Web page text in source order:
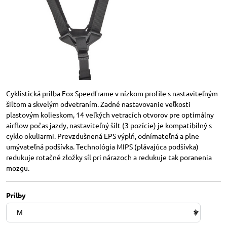
Cyklistická prilba Fox Speedframe v nízkom profile s nastaviteľným
šiltom a skvelým odvetraním. Zadné nastavovanie veľkosti
plastovým kolieskom, 14 veľkých vetracích otvorov pre optimálny
airflow počas jazdy, nastaviteľný šilt (3 pozície) je kompatibilný s
cyklo okuliarmi. Prevzdušnená EPS výplň, odnímateľná a plne
umývateľná podšívka. Technológia MIPS (plávajúca podšívka)
redukuje rotačné zložky síl pri nárazoch a redukuje tak poranenia
mozgu.
Prilby